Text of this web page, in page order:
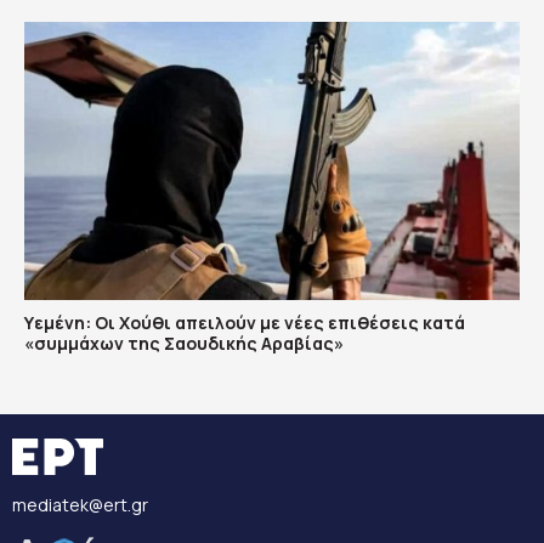
Υεμένη: Οι Χούθι απειλούν με νέες επιθέσεις κατά
«συμμάχων της Σαουδικής Αραβίας»
mediatek@ert.gr